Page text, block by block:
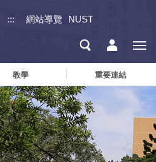
::: 網站導覽 NUST
教學 重要連結